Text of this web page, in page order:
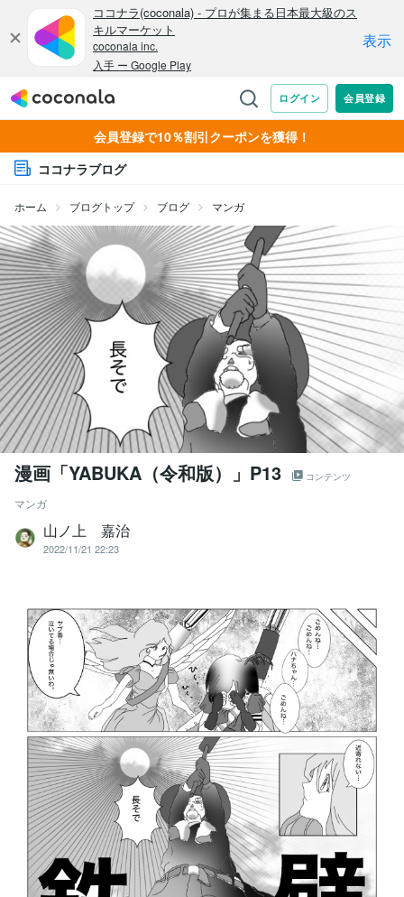
会員登録で10％割引クーポンを獲得！
ココナラブログ
ホーム ブログトップ ブログ マンガ
漫画「YABUKA（令和版）」P13 コンテンツ
マンガ
山ノ上 嘉治
2022/11/21 22:23